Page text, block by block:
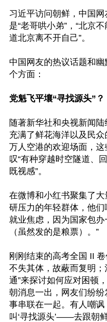
习近平访问朝鲜，中国
是“老哥哄小弟”，“北京
道北京离不开自己”。
中国网友的热议话题和
个方面：
党魁飞平壤“寻找源头”？
随著新华社和央视新闻
充满了鲜花海洋以及民
万人空港的欢迎场面，
叹“有种穿越时空隧道、
既视感”。
在微博和小红书聚集了
研压力的年轻群体，他们
就业焦虑，因为国家包
（虽然发的是粮票）。”
刚刚结束的高考全国 II
不失其体，故蔽而复明
通”来探讨如何应对困顿
朝消息一出，网友们纷
事串联在一起。有人嘲讽
叫‘寻找源头’——去跟朝